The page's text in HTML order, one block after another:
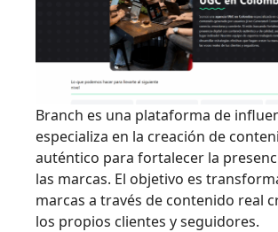
Branch es una plataforma de
especializa en la creación de
auténtico para fortalecer la
las marcas. El objetivo es
marcas a través de contenido real
los propios clientes y seguidores.